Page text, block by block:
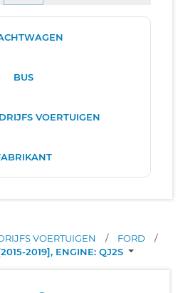
BUS
VOERTUIGEN
VOERTUIGEN / FORD
/
2019], ENGINE: QJ2S